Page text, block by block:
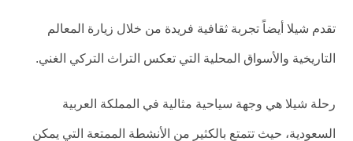
تقدم شيلا أيضاً تجربة ثقافية فريدة من خلال زيارة المعالم
التاريخية والأسواق المحلية التي تعكس التراث التركي الغني.
رحلة شيلا هي وجهة سياحية مثالية في المملكة العربية
السعودية، حيث تتمتع بالكثير من الأنشطة الممتعة التي يمكن